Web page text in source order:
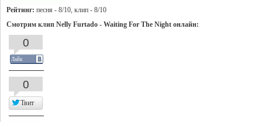
Рейтинг: песня - 8/10, клип - 8/10
Смотрим клип Nelly Furtado - Waiting For The Night онлайн:
0
Лайк
0
Твит